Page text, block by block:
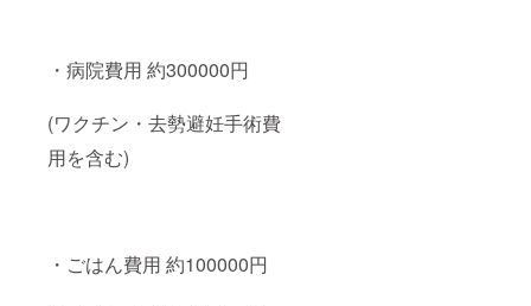
・病院費用 約300000円
(ワクチン・去勢避妊手術費
用を含む)
・ごはん費用 約100000円